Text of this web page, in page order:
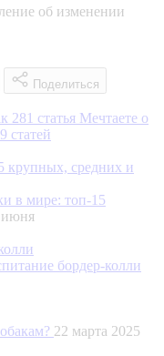
об изменении
Поделиться
281 статья Мечтаете о
статей
в мире: топ-15
июня
бордер-колли
22 марта 2025